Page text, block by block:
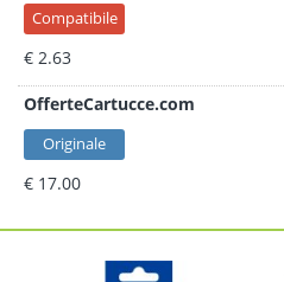
Compatibile
€ 2.63
OfferteCartucce.com
Originale
€ 17.00